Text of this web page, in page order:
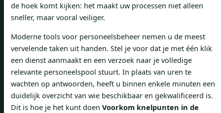
de hoek komt kijken: het maakt uw processen niet alleen
sneller, maar vooral veiliger.
Moderne tools voor personeelsbeheer nemen u de meest
vervelende taken uit handen. Stel je voor dat je met één klik
een dienst aanmaakt en een verzoek naar je volledige
relevante personeelspool stuurt. In plaats van uren te
wachten op antwoorden, heeft u binnen enkele minuten een
duidelijk overzicht van wie beschikbaar en gekwalificeerd is.
Dit is hoe je het kunt doen Voorkom knelpunten in de